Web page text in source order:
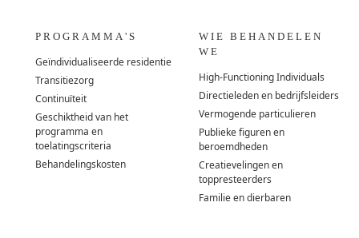
PROGRAMMA'S
Geïndividualiseerde residentie
Transitiezorg
Continuïteit
Geschiktheid van het
programma en
toelatingscriteria
Behandelingskosten
WIE BEHANDELEN
WE
High-Functioning Individuals
Directieleden en bedrijfsleiders
Vermogende particulieren
Publieke figuren en
beroemdheden
Creatievelingen en
toppresteerders
Familie en dierbaren